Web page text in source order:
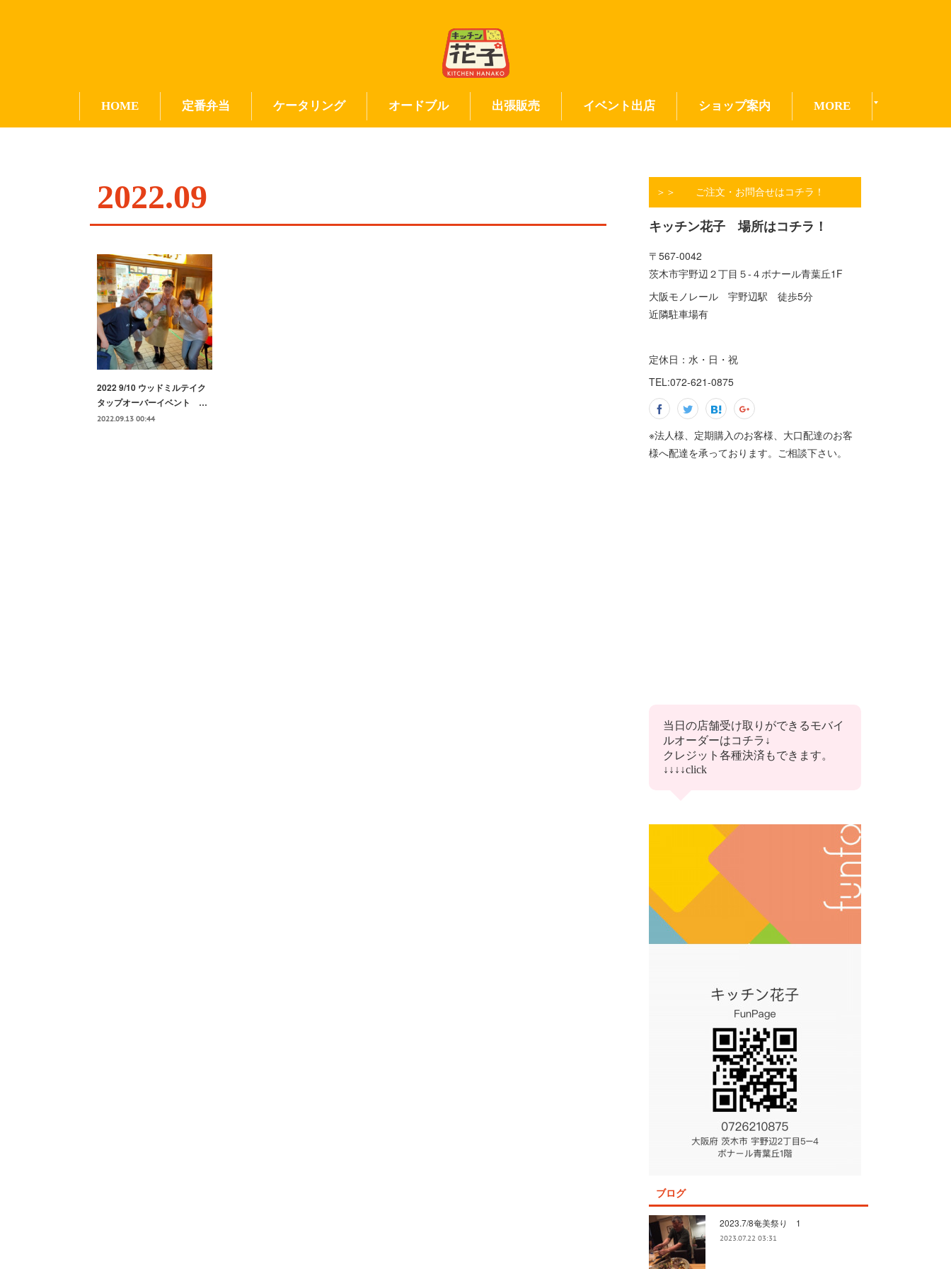
HOME 定番弁当 ケータリング オードブル 出張販売 イベント出店 ショップ案内 MORE
2022.09
2022 9/10 ウッドミルテイク
タップオーバーイベント …
2022.09.13 00:44
＞＞ ご注文・お問合せはコチラ！
キッチン花子 場所はコチラ！
〒567-0042
茨木市宇野辺２丁目５-４ボナール青葉丘1F
大阪モノレール 宇野辺駅 徒歩5分
近隣駐車場有
定休日：水・日・祝
TEL:072-621-0875
※法人様、定期購入のお客様、大口配達のお客
様へ配達を承っております。ご相談下さい。
ブログ
2023.7/8奄美祭り 1
2023.07.22 03:31